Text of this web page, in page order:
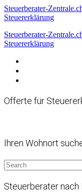
Steuerberater-
Steuererklärung
Steuerberater-
Steuererklärung
Offerte für
Ihren Wohnort
Steuerberater nach